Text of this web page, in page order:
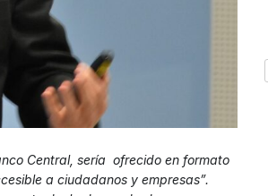
Central, sería ofrecido en formato
a ciudadanos y empresas”.